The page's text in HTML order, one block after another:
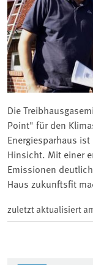
Die
Point" für den
Energiesparhaus
Hinsicht. Mit einer
Emissionen
Haus zukunftsfit
zuletzt aktualisiert